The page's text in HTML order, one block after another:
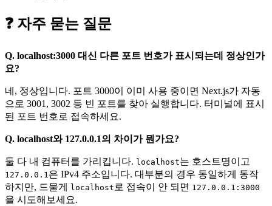
❓ 자주 묻는 질문
Q. localhost:3000 대신 다른 포트 번호가 표시되는데 정상인가
요?
네, 정상입니다. 포트 3000이 이미 사용 중이면 Next.js가 자동
으로 3001, 3002 등 빈 포트를 찾아 실행합니다. 터미널에 표시
된 포트 번호로 접속하세요.
Q. localhost와 127.0.0.1의 차이가 뭔가요?
둘 다 내 컴퓨터를 가리킵니다. localhost는 호스트명이고
127.0.0.1은 IPv4 주소입니다. 대부분의 경우 동일하게 동작
하지만, 드물게
localhost 로 접속이 안 되면 127.0.0.1:3000
을 시도해보세요.